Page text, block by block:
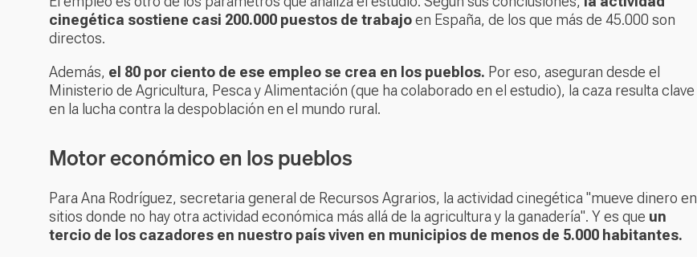
cinegética sostiene casi 200.000 puestos de trabajoen España, de los que más de 45.000 son
directos.
Además, el 80 por ciento de ese empleo se crea en los pueblos. Por eso, aseguran desde el
Ministerio de Agricultura, Pesca y Alimentación (que ha colaborado en el estudio), la caza resulta clave
en la lucha contra la despoblación en el mundo rural.
Motor económico en los pueblos
Para Ana Rodríguez, secretaria general de Recursos Agrarios, la actividad cinegética "mueve dinero en
sitios donde no hay otra actividad económica más allá de la agricultura y la ganadería". Y es que un
tercio de los cazadores en nuestro país viven en municipios de menos de 5.000 habitantes.